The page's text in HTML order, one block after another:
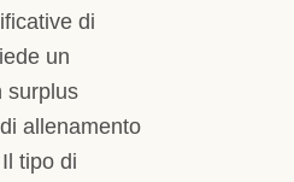
di
un
surplus
allenamento
tipo di